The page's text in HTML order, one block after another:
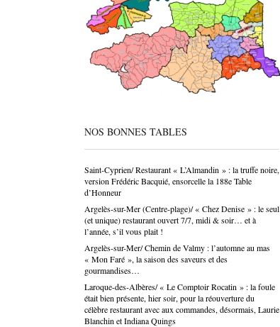
société sur ces formations reste parfois
condescendant — et ça, franchement, c’est être
déconnecté de la réalité. Choisir un CAP de
pâtissier ou de carrossier, c’est choisir un métier,
un savoir-faire, une indépendance possible. Ce
n’est pas un choix par défaut. C’est souvent un
choix par passion. Et là, Cécile Hernandez nous
donne une belle leçon : la passion et
NOS BONNES TABLES
Saint-Cyprien/ Restaurant « L’Almandin » : la truffe noire,
version Frédéric Bacquié, ensorcelle la 188e Table
d’Honneur
Argelès-sur-Mer (Centre-plage)/ « Chez Denise » : le seul
(et unique) restaurant ouvert 7/7, midi & soir… et à
l’année, s’il vous plait !
Argelès-sur-Mer/ Chemin de Valmy : l’automne au mas
« Mon Faré », la saison des saveurs et des
gourmandises…
Laroque-des-Albères/ « Le Comptoir Rocatin » : la foule
était bien présente, hier soir, pour la réouverture du
célèbre restaurant avec aux commandes, désormais, Laurie
Blanchin et Indiana Quings